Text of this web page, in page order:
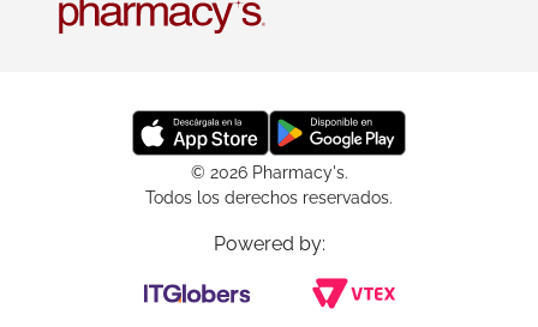
© 2026 Pharmacy's.
Todos los derechos reservados.
Powered by: